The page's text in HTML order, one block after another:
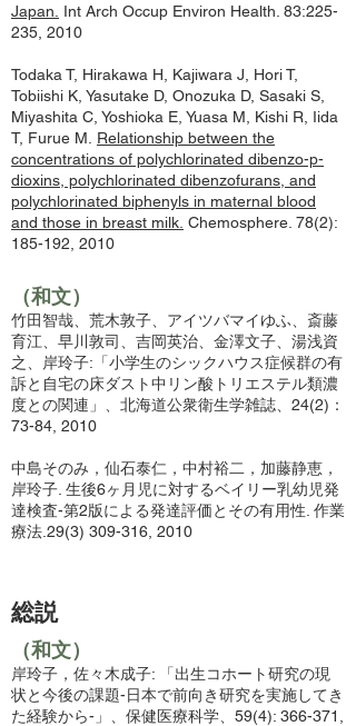
Japan.
Int Arch Occup Environ Health. 83:225-
235, 2010
Todaka T, Hirakawa H, Kajiwara J, Hori T,
Tobiishi K, Yasutake D, Onozuka D, Sasaki S,
Miyashita C, Yoshioka E, Yuasa M, Kishi R, Iida
T, Furue M. Relationship between the
concentrations of polychlorinated dibenzo-p-
dioxins, polychlorinated dibenzofurans, and
polychlorinated biphenyls in maternal blood
and those in breast milk. Chemosphere. 78(2):
185-192, 2010
（和文）
竹田智哉、荒木敦子、アイツバマイゆふ、斎藤
育江、早川敦司、吉岡英治、金澤文子、湯浅資
之、岸玲子:「小学生のシックハウス症候群の有
訴と自宅の床ダスト中リン酸トリエステル類濃
度との関連」、北海道公衆衛生学雑誌、24(2)：
73-84, 2010
中島そのみ，仙石泰仁，中村裕二，加藤静恵，
岸玲子. 生後6ヶ月児に対するベイリー乳幼児発
達検査-第2版による発達評価とその有用性. 作業
療法.29(3) 309-316, 2010
総説
（和文）
岸玲子，佐々木成子: 「出生コホート研究の現
状と今後の課題-日本で前向き研究を実施してき
た経験から-」、保健医療科学、59(4): 366-371,